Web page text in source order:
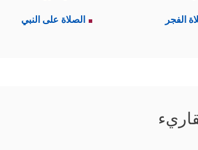
الفجر الصلاة على النبي